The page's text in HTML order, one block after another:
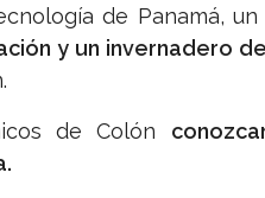
de Panamá,
y un invernadero
de Colón